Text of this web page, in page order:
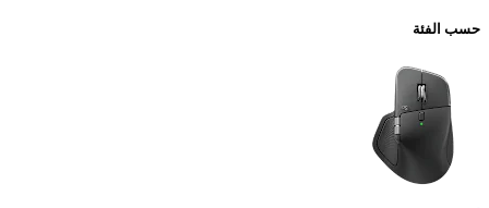
حسب الفئة